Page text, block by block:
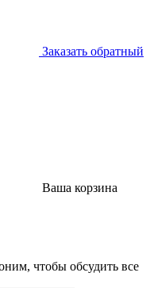
Заказать обратный
Ваша корзина
чтобы обсудить все